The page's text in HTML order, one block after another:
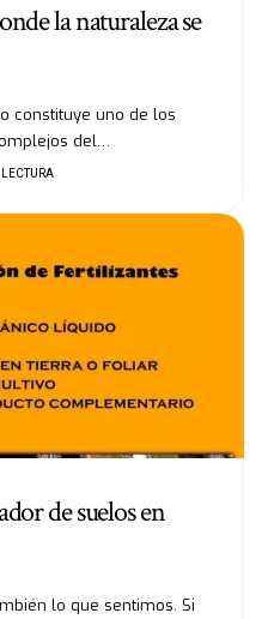
la naturaleza se
constituye uno de los
del…
de suelos en
lo que sentimos. Si